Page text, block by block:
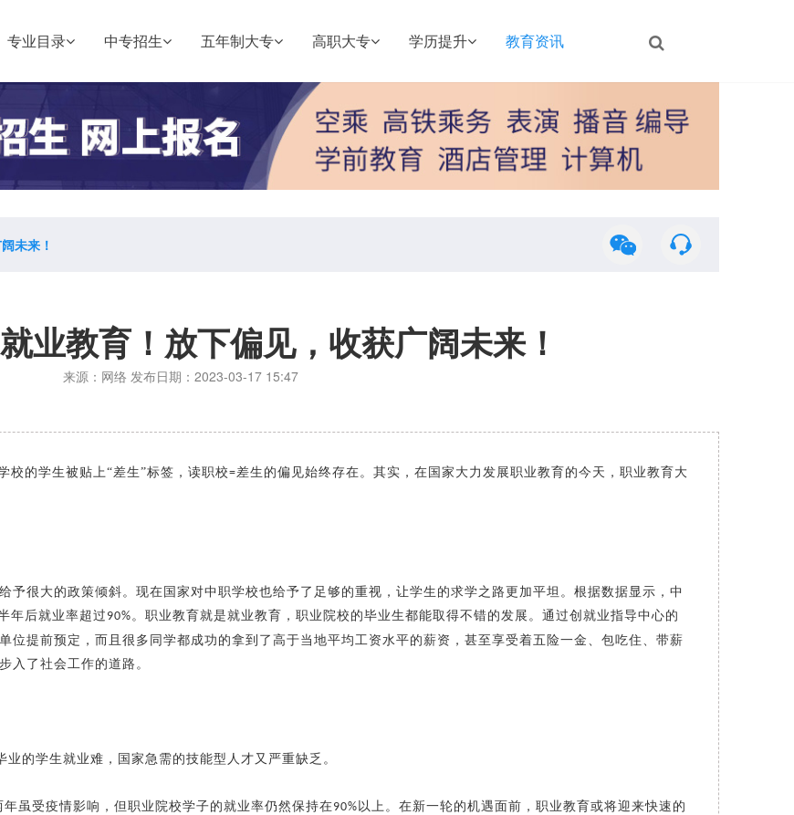
专业目录 中专招生 五年制大专 高职大专 学历提升 教育资讯
未来！
业教育！放下偏见，收获广阔未来！
来源：网络 发布日期：2023-03-17 15:47
校的学生被贴上“差生”标签，读职校=差生的偏见始终存在。其实，在国家大力发展职业教育的今天，职业教育大
予很大的政策倾斜。现在国家对中职学校也给予了足够的重视，让学生的求学之路更加平坦。根据数据显示，中
年后就业率超过 90%。职业教育就是就业教育，职业院校的毕业生都能取得不错的发展。通过创就业指导中心的
位提前预定，而且很多同学都成功的拿到了高于当地平均工资水平的薪资，甚至享受着五险一金、包吃住、带薪
入了社会工作的道路。
的学生就业难，国家急需的技能型人才又严重缺乏。
虽受疫情影响，但职业院校学子的就业率仍然保持在90% 以上。在新一轮的机遇面前，职业教育或将迎来快速的